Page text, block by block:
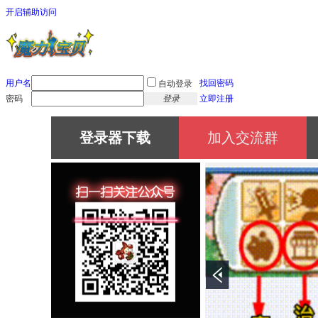
开启辅助访问
用户名 自动登录
找回密码
密码
登录 立即注册
登录器下载 加入交流群